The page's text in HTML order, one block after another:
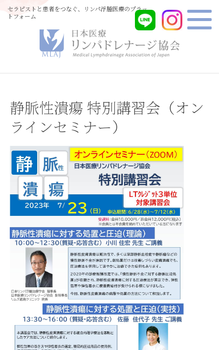
セラピストと患者をつなぐ、リンパ浮腫医療のプラッ
トフォーム
静脈性潰瘍 特別講習会（オン
ラインセミナー）